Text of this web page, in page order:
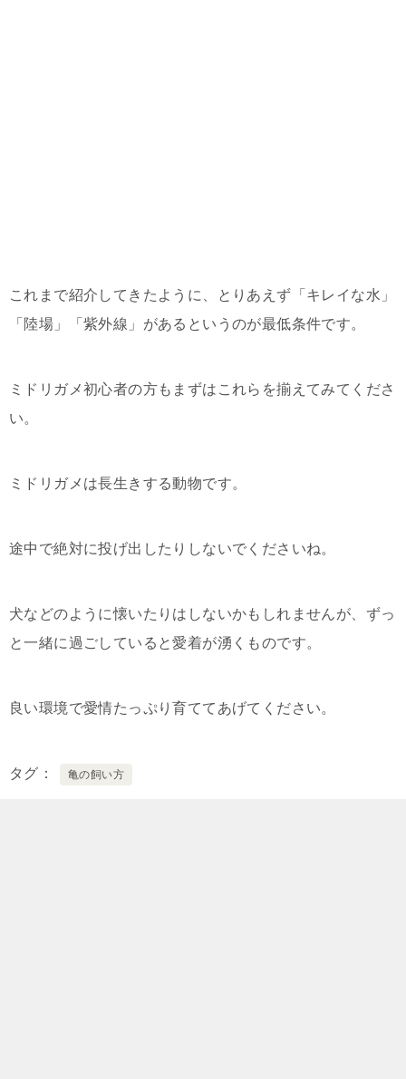
これまで紹介してきたように、とりあえず「キレイな水」
「陸場」「紫外線」があるというのが最低条件です。
ミドリガメ初心者の方もまずはこれらを揃えてみてくださ
い。
ミドリガメは長生きする動物です。
途中で絶対に投げ出したりしないでくださいね。
犬などのように懐いたりはしないかもしれませんが、ずっ
と一緒に過ごしていると愛着が湧くものです。
良い環境で愛情たっぷり育ててあげてください。
タグ 亀の飼い方